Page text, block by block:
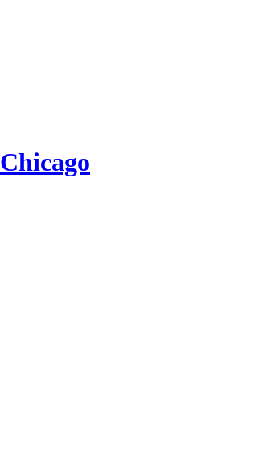
Chicago